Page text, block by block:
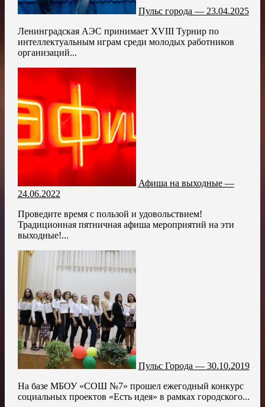
Пульс города — 23.04.2025
Ленинградская АЭС принимает XVIII Турнир по
интеллектуальным играм среди молодых работников
организаций...
Афиша на выходные —
24.06.2022
Проведите время с пользой и удовольствием!
Традиционная пятничная афиша мероприятий на эти
выходные!...
Пульс Города — 30.10.2019
На базе МБОУ «СОШ №7» прошел ежегодный конкурс
социальных проектов «Есть идея» в рамках городского...